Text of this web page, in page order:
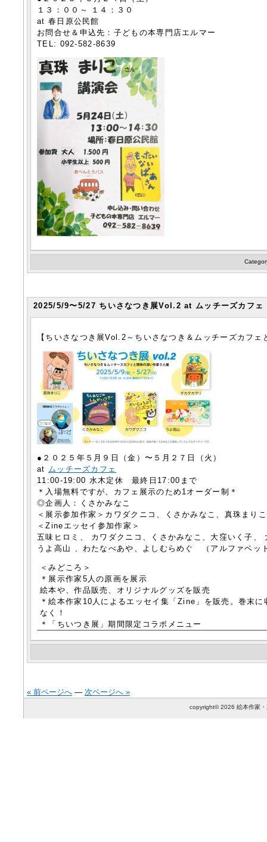
１３：００～ １４：３０
at 春日原公民館
お問合せ＆申込先：子どもの本専門店エルマー
TEL: 092-582-8639
2025/5/9〜5/27 ちいさなつき展Vol.2 at ムッチーズカフェ
【ちいさなつき展Vol.2～ちいさなつき＆ムッチーズカフ
●２０２５年５月９日（金）〜５月２７日（火）
at ムッチーズカフェ
11:00-19:00 水木定休 最終日17:00まで
＊入場無料ですが、カフェ展示のため1オーダー制＊
◎企画人：くさかみなこ
＜展示参加作家＞カワダクニコ、くさかみなこ、真珠まり
＜Zineエッセイ参加作家＞
五味ヒロミ、 カワダクニコ、くさかみなこ、大窪いく子
うよ高山 、わたなべあや、よしむらめぐ （アルファベッ
＜みどころ＞
＊展示作家5人の原画を展示
絵本や、作品販売、オリジナルグッズを販売
＊絵本作家10人によるエッセイ集「Zine」を販売。巻末
なく！
＊「ちいつき展」期間限定コラボメニュー
« 前ページへ — 次ページへ »
copyright© 2026 絵本作家